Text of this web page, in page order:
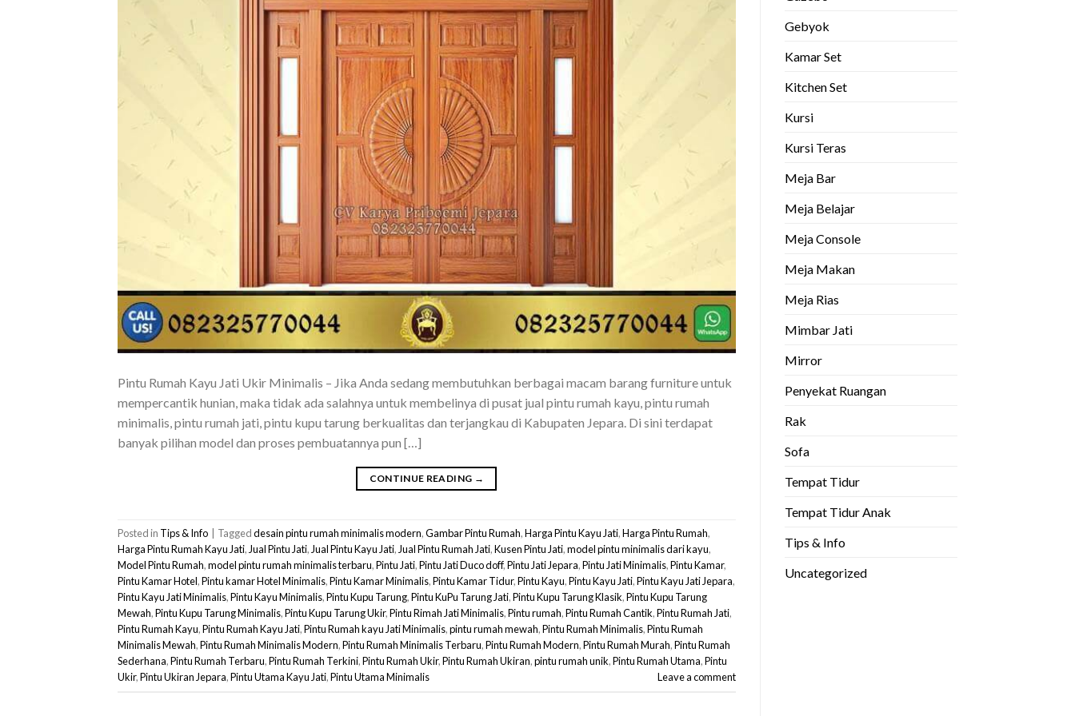
Pintu Rumah Kayu Jati Ukir Minimalis – Jika Anda sedang membutuhkan berbagai macam barang furniture untuk
mempercantik hunian, maka tidak ada salahnya untuk membelinya di pusat jual pintu rumah kayu, pintu rumah
minimalis, pintu rumah jati, pintu kupu tarung berkualitas dan terjangkau di Kabupaten Jepara. Di sini terdapat
banyak pilihan model dan proses pembuatannya pun […]
CONTINUE READING →
Posted in Tips & Info Taggeddesain pintu rumah minimalis modern,Gambar Pintu Rumah,Harga Pintu Kayu Jati,Harga Pintu Rumah,
Harga Pintu Rumah Kayu Jati, Jual Pintu Jati, Jual Pintu Kayu Jati, Jual Pintu Rumah Jati,Kusen Pintu Jati,model pintu minimalis dari kayu,
Model Pintu Rumah,model pintu rumah minimalis terbaru,Pintu Jati,Pintu Jati Duco doff,Pintu Jati Jepara,Pintu Jati Minimalis,Pintu Kamar,
Pintu Kamar Hotel,Pintu kamar Hotel Minimalis,Pintu Kamar Minimalis,Pintu Kamar Tidur,Pintu Kayu,Pintu Kayu Jati,Pintu Kayu Jati Jepara,
Pintu Kayu Jati Minimalis,Pintu Kayu Minimalis,Pintu Kupu Tarung,Pintu KuPu Tarung Jati,Pintu Kupu Tarung Klasik,Pintu Kupu Tarung
Mewah,Pintu Kupu Tarung Minimalis,Pintu Kupu Tarung Ukir,Pintu Rimah Jati Minimalis,Pintu rumah,Pintu Rumah Cantik,Pintu Rumah Jati,
Pintu Rumah Kayu,Pintu Rumah Kayu Jati,Pintu Rumah kayu Jati Minimalis,pintu rumah mewah,Pintu Rumah Minimalis,Pintu Rumah
Minimalis Mewah,Pintu Rumah Minimalis Modern,Pintu Rumah Minimalis Terbaru,Pintu Rumah Modern,Pintu Rumah Murah,Pintu Rumah
Sederhana,Pintu Rumah Terbaru,Pintu Rumah Terkini,Pintu Rumah Ukir,Pintu Rumah Ukiran,pintu rumah unik,Pintu Rumah Utama,Pintu
Ukir,Pintu Ukiran Jepara,Pintu Utama Kayu Jati,Pintu Utama Minimalis Leave a comment
Gebyok
Kamar Set
Kitchen Set
Kursi
Kursi Teras
Meja Bar
Meja Belajar
Meja Console
Meja Makan
Meja Rias
Mimbar Jati
Mirror
Penyekat Ruangan
Rak
Sofa
Tempat Tidur
Tempat Tidur Anak
Tips & Info
Uncategorized